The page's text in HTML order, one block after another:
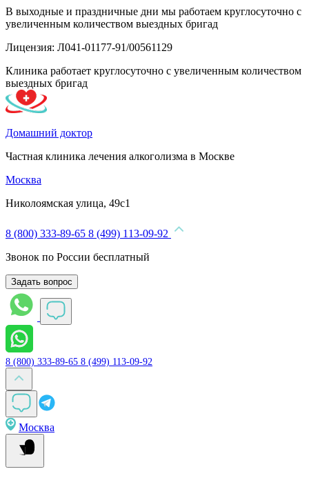
В выходные и праздничные дни мы работаем круглосуточно с
увеличенным количеством выездных бригад
Лицензия: Л041-01177-91/00561129
Клиника работает круглосуточно с увеличенным количеством
выездных бригад
Домашний доктор
Частная клиника лечения алкоголизма в Москве
Москва
Николоямская улица, 49с1
8 (800) 333-89-65 8 (499) 113-09-92
Звонок по России бесплатный
Задать вопрос
8 (800) 333-89-65 8 (499) 113-09-92
Москва